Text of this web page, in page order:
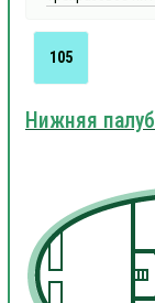
105
Нижняя